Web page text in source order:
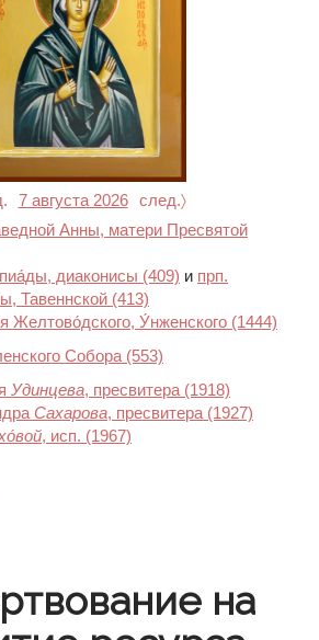
7 августа 2026
след.〉
Анны, матери Пресвятой
диаконисы (409) и прп.
Тавеннской (413)
Желтово́дского, У́нженского (1444)
Собора (553)
Удинцева, пресвитера (1918)
Сахарова, пресвитера (1927)
, исп. (1967)
на